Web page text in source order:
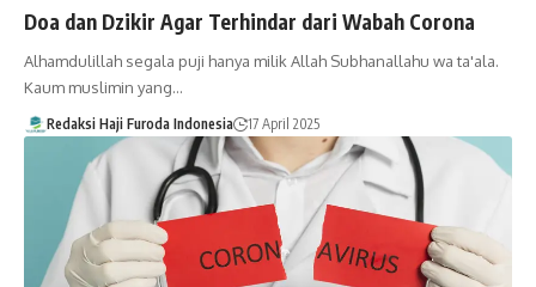
Doa dan Dzikir Agar Terhindar dari Wabah Corona
Alhamdulillah segala puji hanya milik Allah Subhanallahu wa ta'ala.
Kaum muslimin yang…
Redaksi Haji Furoda Indonesia 17 April 2025